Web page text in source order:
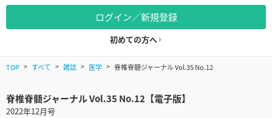
ログイン／新規登録
初めての方へ
TOP すべて 雑誌 医学 脊椎脊髄ジャーナル Vol.35 No.12
脊椎脊髄ジャーナル Vol.35 No.12【電子版】
2022年12月号